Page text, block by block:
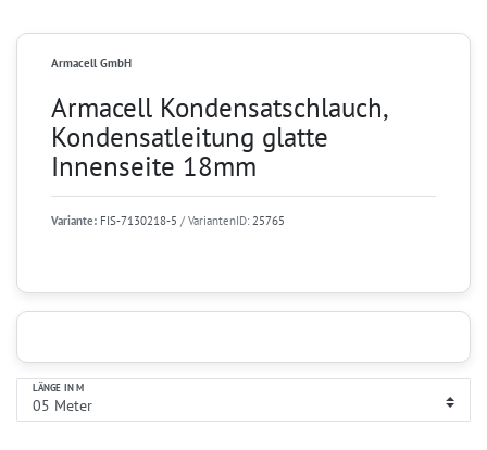
Armacell GmbH
Armacell Kondensatschlauch,
Kondensatleitung glatte
Innenseite 18mm
Variante: FIS-7130218-5 / VariantenID: 25765
LÄNGE IN M